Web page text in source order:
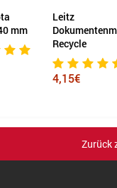
mm
Leitz
Recycle
4,15€
Zurück